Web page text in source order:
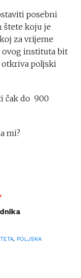
posebni
štete koju je
za vrijeme
ovog instituta bit
otkriva poljski
čak do 900
mi?
, POLJSKA